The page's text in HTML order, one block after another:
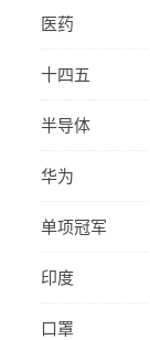
医药
十四五
半导体
华为
单项冠军
印度
口罩